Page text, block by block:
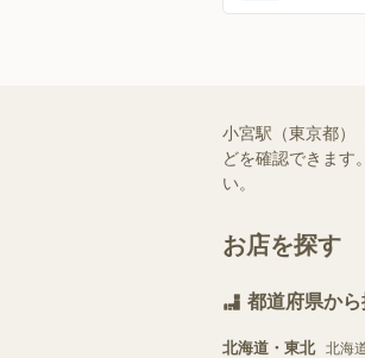
小宮駅（東京都）
どを確認できます
い。
お店を探す
都道府県か
北海道・東北 北海